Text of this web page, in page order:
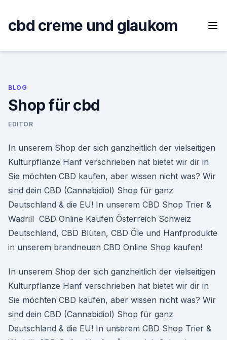
content
cbd creme und glaukom
BLOG
Shop für cbd
EDITOR
In unserem Shop der sich ganzheitlich der vielseitigen
Kulturpflanze Hanf verschrieben hat bietet wir dir in
Sie möchten CBD kaufen, aber wissen nicht was? Wir
sind dein CBD (Cannabidiol) Shop für ganz
Deutschland & die EU! In unserem CBD Shop Trier &
Wadrill CBD Online Kaufen Österreich Schweiz
Deutschland, CBD Blüten, CBD Öle und Hanfprodukte
in unserem brandneuen CBD Online Shop kaufen!
In unserem Shop der sich ganzheitlich der vielseitigen
Kulturpflanze Hanf verschrieben hat bietet wir dir in
Sie möchten CBD kaufen, aber wissen nicht was? Wir
sind dein CBD (Cannabidiol) Shop für ganz
Deutschland & die EU! In unserem CBD Shop Trier &